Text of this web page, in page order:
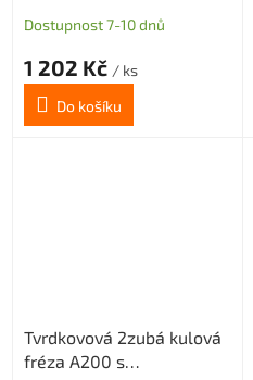
průměr 6 R3
Dostupnost 7-10 dnů
1 202 Kč / ks
Do košíku
Tvrdkovová 2zubá kulová
fréza A200 s